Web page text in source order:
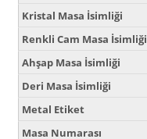
Kristal Masa İsimliği
Renkli Cam Masa İsimliği
Ahşap Masa İsimliği
Deri Masa İsimliği
Metal Etiket
Masa Numarası